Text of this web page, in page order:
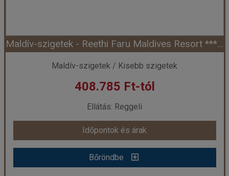
Időpont: 2026-08-08 | 7 éj
már 387.270 Ft-tól
Időpontok és árak
Bőröndbe
Maldív-szigetek - Reethi Faru Maldives Resort **** - Raa Atoll (Egyéni) ****+
Maldív-szigetek / Kisebb szigetek
408.785 Ft-tól
Ellátás: Reggeli
Időpontok és árak
Bőröndbe